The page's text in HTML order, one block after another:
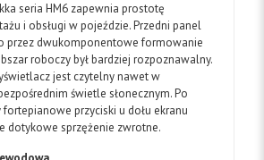
seria HM6 zapewnia prostotę
i obsługi w pojeździe. Przedni panel
przez dwukomponentowe formowanie
roboczy był bardziej rozpoznawalny.
jest czytelny nawet w
świetle słonecznym. Po
fortepianowe przyciski u dołu ekranu
dotykowe sprzężenie zwrotne.